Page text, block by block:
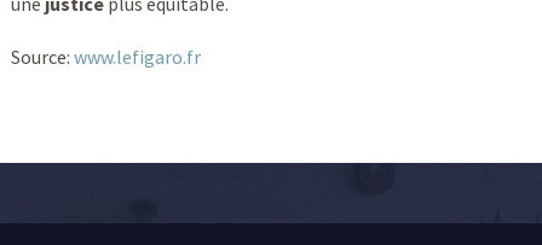
Source: www.lefigaro.fr